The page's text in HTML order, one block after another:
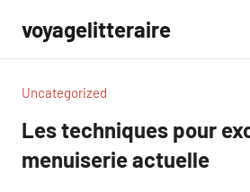
contenu
voyagelitteraire
Uncategorized
Les techniques pour
menuiserie actuelle